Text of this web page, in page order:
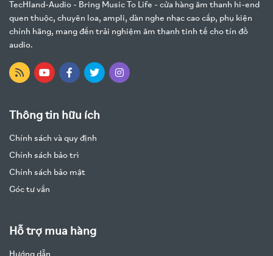
TecHland-Audio - Bring Music To Life - cửa hàng âm thanh hi-end
quen thuộc, chuyên loa, ampli, dàn nghe nhạc cao cấp, phụ kiện
chính hãng, mang đến trải nghiệm âm thanh tinh tế cho tín đồ
audio.
Thông tin hữu ích
Chính sách và quy định
Chính sách bảo trì
Chính sách bảo mật
Góc tư vấn
Hỗ trợ mua hàng